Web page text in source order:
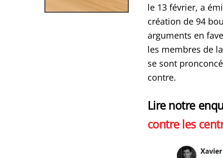
le 13 février, a
création de 94
arguments en
les membres de
se sont
contre.
Lire notre
contre les